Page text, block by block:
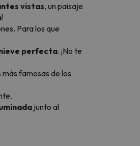
vistas, un paisaje
!
Para los que
perfecta. ¡No te
más famosas de los
junto al